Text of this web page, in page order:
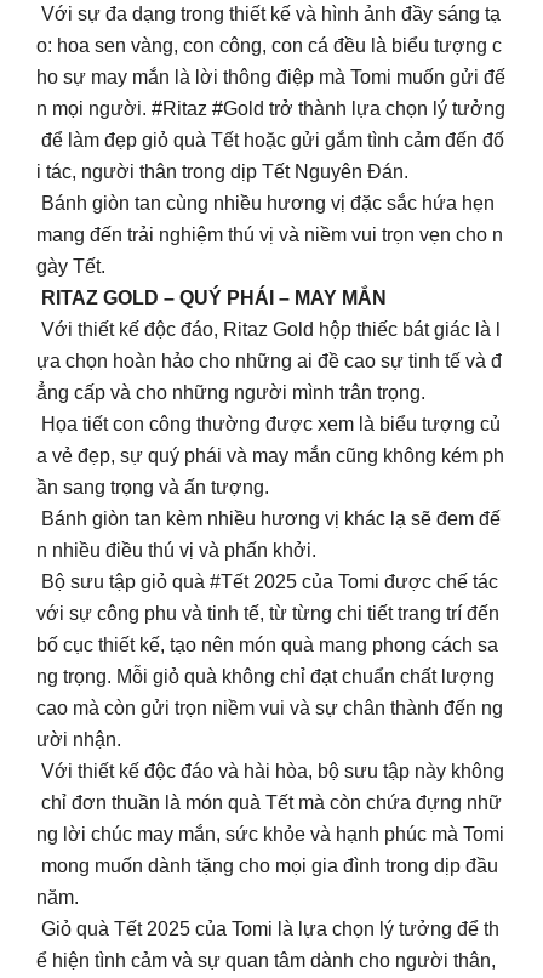
Với sự đa dạng trong thiết kế và hình ảnh đầy sáng tạ
o: hoa sen vàng, con công, con cá đều là biểu tượng c
ho sự may mắn là lời thông điệp mà Tomi muốn gửi đế
n mọi người. #Ritaz #Gold trở thành lựa chọn lý tưởng
để làm đẹp giỏ quà Tết hoặc gửi gắm tình cảm đến đố
i tác, người thân trong dịp Tết Nguyên Đán.
Bánh giòn tan cùng nhiều hương vị đặc sắc hứa hẹn
mang đến trải nghiệm thú vị và niềm vui trọn vẹn cho n
gày Tết.
RITAZ GOLD – QUÝ PHÁI – MAY MẮN
Với thiết kế độc đáo, Ritaz Gold hộp thiếc bát giác là l
ựa chọn hoàn hảo cho những ai đề cao sự tinh tế và đ
ẳng cấp và cho những người mình trân trọng.
Họa tiết con công thường được xem là biểu tượng củ
a vẻ đẹp, sự quý phái và may mắn cũng không kém ph
ần sang trọng và ấn tượng.
Bánh giòn tan kèm nhiều hương vị khác lạ sẽ đem đế
n nhiều điều thú vị và phấn khởi.
Bộ sưu tập giỏ quà #Tết 2025 của Tomi được chế tác
với sự công phu và tinh tế, từ từng chi tiết trang trí đến
bố cục thiết kế, tạo nên món quà mang phong cách sa
ng trọng. Mỗi giỏ quà không chỉ đạt chuẩn chất lượng
cao mà còn gửi trọn niềm vui và sự chân thành đến ng
ười nhận.
Với thiết kế độc đáo và hài hòa, bộ sưu tập này không
chỉ đơn thuần là món quà Tết mà còn chứa đựng nhữ
ng lời chúc may mắn, sức khỏe và hạnh phúc mà Tomi
mong muốn dành tặng cho mọi gia đình trong dịp đầu
năm.
Giỏ quà Tết 2025 của Tomi là lựa chọn lý tưởng để th
ể hiện tình cảm và sự quan tâm dành cho người thân,